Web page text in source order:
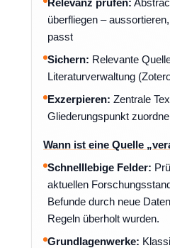
überfliegen –
passt
Sichern: Relevante
Literaturverwaltung
Exzerpieren: Zentrale
Gliederungspunkt
Wann ist eine Quelle
Schnelllebige Felder:
aktuellen
Befunde durch neue
Regeln überholt wurden.
Grundlagenwerke: